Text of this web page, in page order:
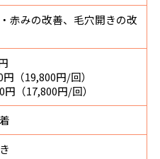
赤みの改善、毛穴開きの改
（19,800円/回）
（17,800円/回）